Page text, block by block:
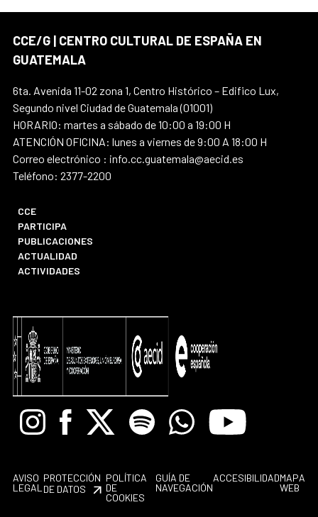
CCE/G | CENTRO CULTURAL DE ESPAÑA EN
GUATEMALA
6ta. Avenida 11-02 zona 1, Centro Histórico – Edifico Lux,
Segundo nivel Ciudad de Guatemala (01001)
HORARIO: martes a sábado de 10:00 a 19:00 H
ATENCIÓN OFICINA: lunes a viernes de 9:00 A 18:00 H
Correo electrónico : info.cc.guatemala@aecid.es
Teléfono: 2377-2200
CCE
PARTICIPA
PUBLICACIONES
ACTUALIDAD
ACTIVIDADES
InstagramFacebook
X Spotify WhatsappYoutube
AVISO
LEGAL
PROTECCIÓN
DE DATOS
POLÍTICA
DE
COOKIES
GUÍA DE
NAVEGACIÓN
ACCESIBILIDADMAPA
WEB